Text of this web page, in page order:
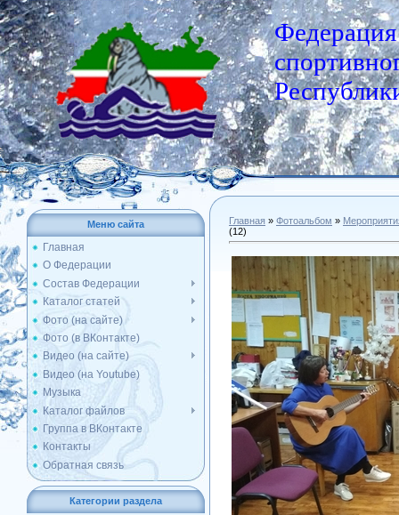
Федерация
Меню сайта
Главная
О Федерации
Состав Федерации
Каталог статей
Фото (на сайте)
Фото (в ВКонтакте)
Видео (на сайте)
Видео (на Youtube)
Музыка
Каталог файлов
Группа в ВКонтакте
Контакты
Обратная связь
Категории раздела
Главная » Фотоальбом »
(12)